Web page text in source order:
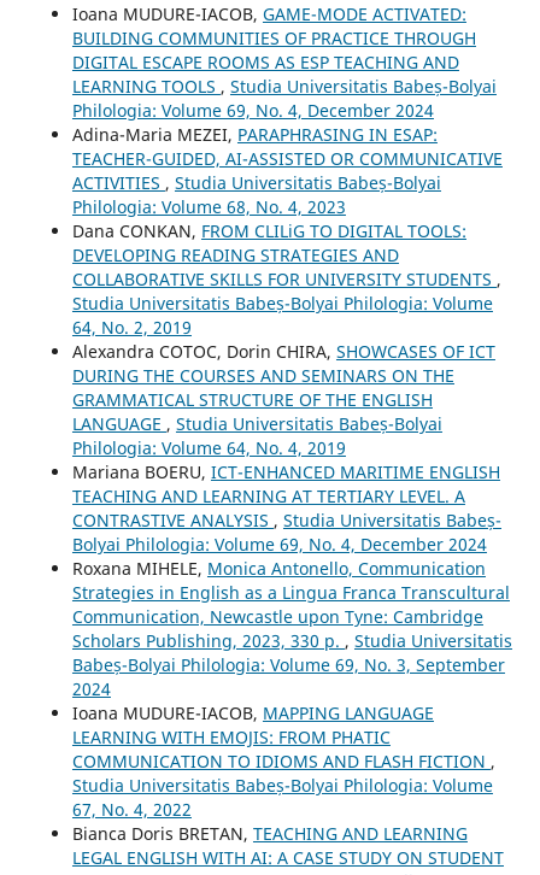
Ioana MUDURE-IACOB, GAME-MODE ACTIVATED:
BUILDING COMMUNITIES OF PRACTICE THROUGH
DIGITAL ESCAPE ROOMS AS ESP TEACHING AND
LEARNING TOOLS , Studia Universitatis Babeș-Bolyai
Philologia: Volume 69, No. 4, December 2024
Adina-Maria MEZEI, PARAPHRASING IN ESAP:
TEACHER-GUIDED, AI-ASSISTED OR COMMUNICATIVE
ACTIVITIES , Studia Universitatis Babeș-Bolyai
Philologia: Volume 68, No. 4, 2023
Dana CONKAN, FROM CLILiG TO DIGITAL TOOLS:
DEVELOPING READING STRATEGIES AND
COLLABORATIVE SKILLS FOR UNIVERSITY STUDENTS ,
Studia Universitatis Babeș-Bolyai Philologia: Volume
64, No. 2, 2019
Alexandra COTOC, Dorin CHIRA, SHOWCASES OF ICT
DURING THE COURSES AND SEMINARS ON THE
GRAMMATICAL STRUCTURE OF THE ENGLISH
LANGUAGE , Studia Universitatis Babeș-Bolyai
Philologia: Volume 64, No. 4, 2019
Mariana BOERU, ICT-ENHANCED MARITIME ENGLISH
TEACHING AND LEARNING AT TERTIARY LEVEL. A
CONTRASTIVE ANALYSIS , Studia Universitatis Babeș-
Bolyai Philologia: Volume 69, No. 4, December 2024
Roxana MIHELE, Monica Antonello, Communication
Strategies in English as a Lingua Franca Transcultural
Communication, Newcastle upon Tyne: Cambridge
Scholars Publishing, 2023, 330 p. , Studia Universitatis
Babeș-Bolyai Philologia: Volume 69, No. 3, September
2024
Ioana MUDURE-IACOB, MAPPING LANGUAGE
LEARNING WITH EMOJIS: FROM PHATIC
COMMUNICATION TO IDIOMS AND FLASH FICTION ,
Studia Universitatis Babeș-Bolyai Philologia: Volume
67, No. 4, 2022
Bianca Doris BRETAN, TEACHING AND LEARNING
LEGAL ENGLISH WITH AI: A CASE STUDY ON STUDENT